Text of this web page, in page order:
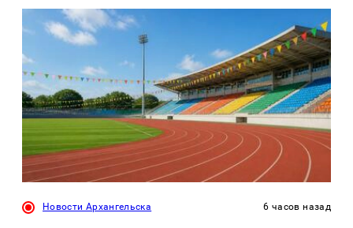
Новости Архангельска 6 часов назад